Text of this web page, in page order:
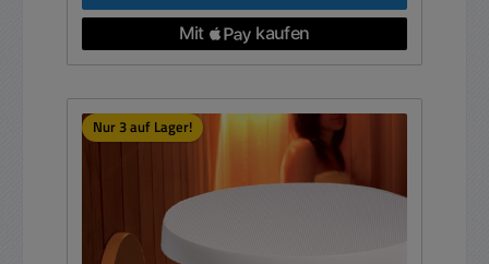
Nur 3 auf Lager!